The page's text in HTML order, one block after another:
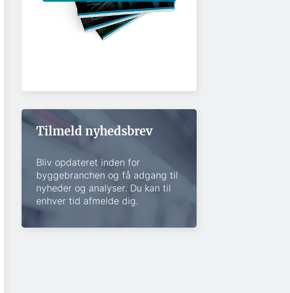
Tilmeld nyhedsbrev
Bliv opdateret inden for
byggebranchen og få adgang til
nyheder og analyser. Du kan til
enhver tid afmelde dig.